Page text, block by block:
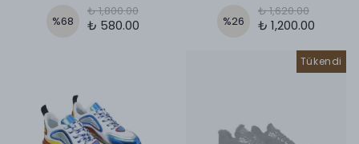
%68
₺ 1,800.00
₺ 580.00 %26
₺ 1,620.00
₺ 1,200.00
Tükendi